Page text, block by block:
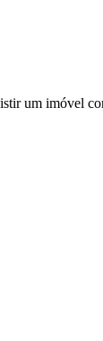
um imóvel